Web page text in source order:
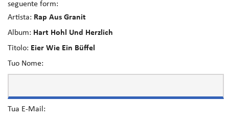
seguente form:
Artista: Rap Aus Granit
Album: Hart Hohl Und Herzlich
Titolo: Eier Wie Ein Büffel
Tuo Nome:
Tua E-Mail: